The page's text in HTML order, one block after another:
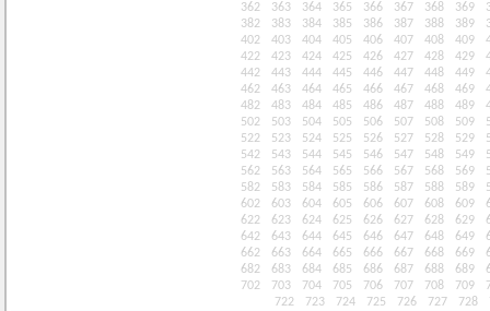
362
363 364 365 366 367 368 369
382
383 384 385 386 387 388 389
402
403 404 405 406 407 408 409
422
423 424 425 426 427 428 429
442
443 444 445 446 447 448 449
462
463 464 465 466 467 468 469
482
483 484 485 486 487 488 489
502
503 504 505 506 507 508 509
522
523 524 525 526 527 528 529
542
543 544 545 546 547 548 549
562
563 564 565 566 567 568 569
582
583 584 585 586 587 588 589
602
603 604 605 606 607 608 609
622
623 624 625 626 627 628 629
642
643 644 645 646 647 648 649
662
663 664 665 666 667 668 669
682
683 684 685 686 687 688 689
702
703 704 705 706 707 708 709
722
723 724 725 726 727 728